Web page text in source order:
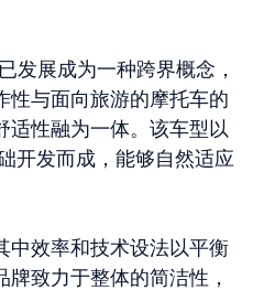
发展成为一种跨界概念，
性与面向旅游的摩托车的
适性融为一体。该车型以
开发而成，能够自然适应
中效率和技术设法以平衡
致力于整体的简洁性，